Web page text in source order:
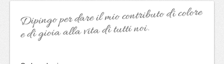
Dipingo per dare il mio contributo di colore
e di gioia alla vita di tutti noi.